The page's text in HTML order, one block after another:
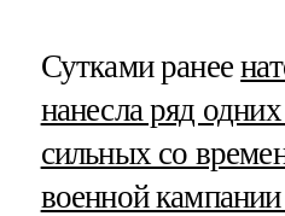
Сутками ранее
нанесла ряд
сильных со
военной